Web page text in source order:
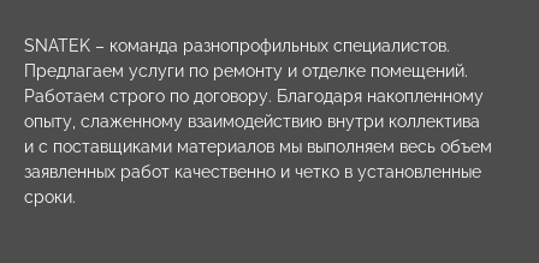
SNATEK – команда разнопрофильных специалистов.
Предлагаем услуги по ремонту и отделке помещений.
Работаем строго по договору. Благодаря накопленному
опыту, слаженному взаимодействию внутри коллектива
и с поставщиками материалов мы выполняем весь объем
заявленных работ качественно и четко в установленные
сроки.